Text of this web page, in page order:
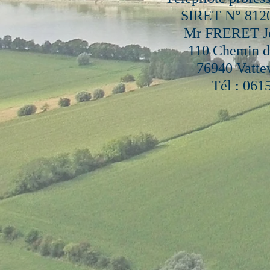
SIRET N°
Mr FRERET
110 Chemin
76940
Tél :